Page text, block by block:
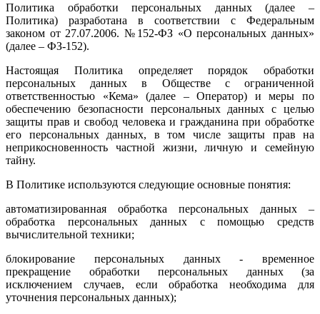
Политика обработки персональных данных (далее –
Политика) разработана в соответствии с Федеральным
законом от 27.07.2006. №152-ФЗ «О персональных данных»
(далее – ФЗ-152).
Настоящая Политика определяет порядок обработки
персональных данных в Обществе с ограниченной
ответственностью «Кема» (далее – Оператор) и меры по
обеспечению безопасности персональных данных с целью
защиты прав и свобод человека и гражданина при обработке
его персональных данных, в том числе защиты прав на
неприкосновенность частной жизни, личную и семейную
тайну.
В Политике используются следующие основные понятия:
автоматизированная обработка персональных данных –
обработка персональных данных с помощью средств
вычислительной техники;
блокирование персональных данных - временное
прекращение обработки персональных данных (за
исключением случаев, если обработка необходима для
уточнения персональных данных);